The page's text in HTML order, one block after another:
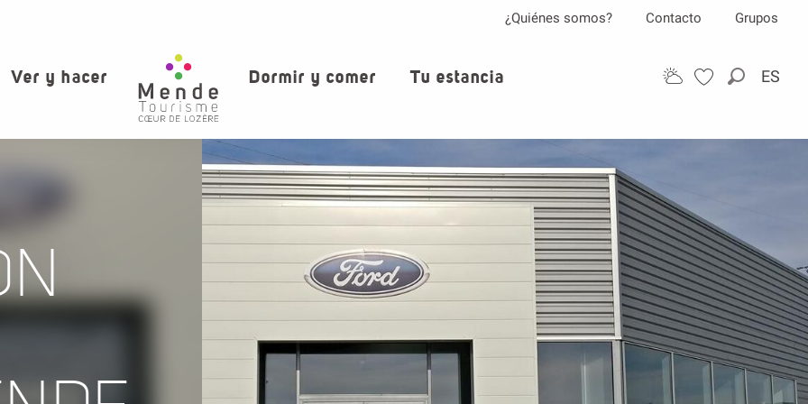
Buscar
ES
¿Quiénes somos? Contacto Grupos
Ver y hacer Dormir y comer Tu estancia